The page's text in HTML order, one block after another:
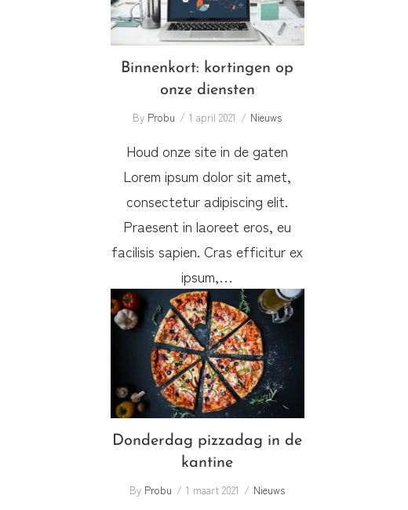
Binnenkort: kortingen op
onze diensten
By Probu 1 april 2021 Nieuws
Houd onze site in de gaten
Lorem ipsum dolor sit amet,
consectetur adipiscing elit.
Praesent in laoreet eros, eu
facilisis sapien. Cras efficitur ex
ipsum,…
Donderdag pizzadag in de
kantine
Donderdag pizzadag in de
kantine
By Probu 1 maart 2021 Nieuws